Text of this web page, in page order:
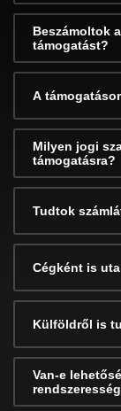
Beszámoltok
támogatást?
A
Milyen jogi
támogatásra?
Tudtok
Cégként is
Külföldről is
Van-e